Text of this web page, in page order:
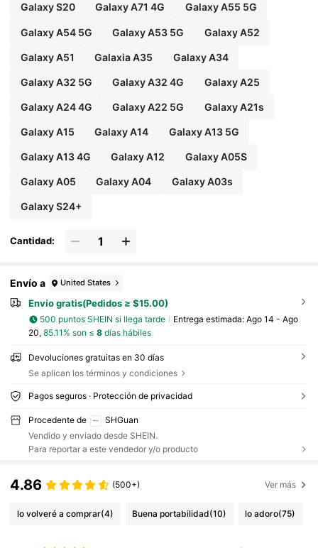
Galaxy S20 Galaxy A71 4G Galaxy A55 5G
Galaxy A54 5G Galaxy A53 5G Galaxy A52
Galaxy A51 Galaxia A35 Galaxy A34
Galaxy A32 5G Galaxy A32 4G Galaxy A25
Galaxy A24 4G Galaxy A22 5G Galaxy A21s
Galaxy A15 Galaxy A14 Galaxy A13 5G
Galaxy A13 4G Galaxy A12 Galaxy A05S
Galaxy A05 Galaxy A04 Galaxy A03s
Galaxy S24+
Cantidad:
Envío a United States
Envío gratis(Pedidos ≥ $15.00)
500 puntos SHEIN si llega tarde Entrega estimada: Ago 14 - Ago
20, 85.11% son ≤ 8días hábiles
Devoluciones gratuitas en 30 días
Se aplican los términos y condiciones
Pagos seguros · Protección de privacidad
Procedente de
SHGuan
Vendido y enviado desde SHEIN.
Para reportar a este vendedor y/o producto
4.86 (500+) Ver más
lo volveré a comprar(4) Buena portabilidad(10) lo adoro(75)